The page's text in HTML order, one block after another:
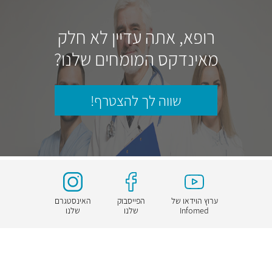
רופא, אתה עדיין לא חלק
מאינדקס המומחים שלנו?
שווה לך להצטרף!
ערוץ הוידאו של
Infomed
הפייסבוק
שלנו
האינסטגרם
שלנו